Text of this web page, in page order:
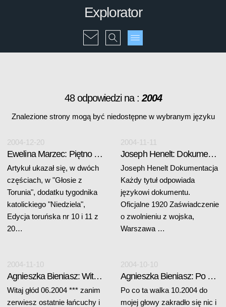
Explorator
48 odpowiedzi na : 2004
Znalezione strony mogą być niedostępne w wybranym języku
2004-12-20
Ewelina Marzec: Piętno zesłania
Artykuł ukazał się, w dwóch
częściach, w "Głosie z
Torunia", dodatku tygodnika
katolickiego "Niedziela",
Edycja toruńska nr 10 i 11 z
20…
2004-11-11
Joseph Henelt: Dokumentacja
Joseph Henelt Dokumentacja
Każdy tytuł odpowiada
językowi dokumentu.
Oficjalne 1920 Zaświadczenie
o zwolnieniu z wojska,
Warszawa …
2004-11-10
Agnieszka Bieniasz: Witaj głód
Witaj głód 06.2004 *** zanim
zerwiesz ostatnie łańcuchy i
2004-10-10
Agnieszka Bieniasz: Po co ta walka
Po co ta walka 10.2004 do
mojej głowy zakradło się nic i